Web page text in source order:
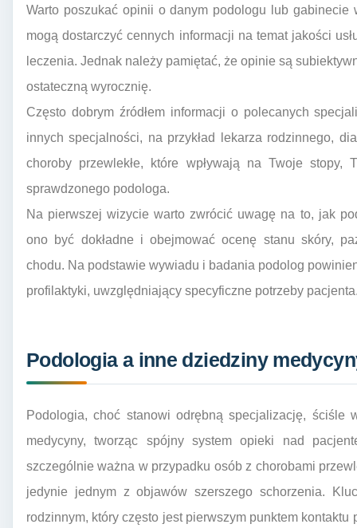
Warto poszukać opinii o danym podologu lub
mogą dostarczyć cennych informacji na temat jakości
leczenia. Jednak należy pamiętać, że opinie są
ostateczną wyrocznię.
Często dobrym źródłem informacji o polecanych
innych specjalności, na przykład lekarza rodzinnego,
choroby przewlekłe, które wpływają na Twoje
sprawdzonego podologa.
Na pierwszej wizycie warto zwrócić uwagę na to, jak
ono być dokładne i obejmować ocenę stanu skóry,
chodu. Na podstawie wywiadu i badania podolog
profilaktyki, uwzględniający specyficzne potrzeby
Podologia a inne dziedziny
Podologia, choć stanowi odrębną specjalizację, ściśle
medycyny, tworząc spójny system opieki nad
szczególnie ważna w przypadku osób z chorobami
jedynie jednym z objawów szerszego schorzenia.
rodzinnym, który często jest pierwszym punktem